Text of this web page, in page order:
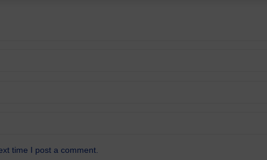
time I post a comment.